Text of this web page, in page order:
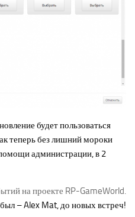
будет пользоваться
теперь без лишний мороки
администрации, в 2
на проекте RP-GameWorld.
– Alex Mat, до новых встреч!